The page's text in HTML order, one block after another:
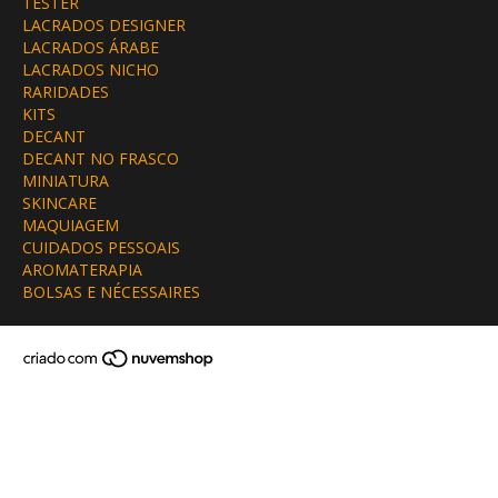
LACRADOS DESIGNER
LACRADOS ÁRABE
LACRADOS NICHO
RARIDADES
KITS
DECANT
DECANT NO FRASCO
MINIATURA
SKINCARE
MAQUIAGEM
CUIDADOS PESSOAIS
AROMATERAPIA
BOLSAS E NÉCESSAIRES